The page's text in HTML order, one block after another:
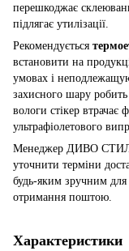
перешкоджає
підлягає утилізації.
Рекомендується
встановити на
умовах і
захисного шару
вологи стікер втрачає
ультрафіолетового
Менеджер ДИВО СТИЛЬ
уточнити терміни
будь-яким зручним для
отримання поштою.
Характеристики